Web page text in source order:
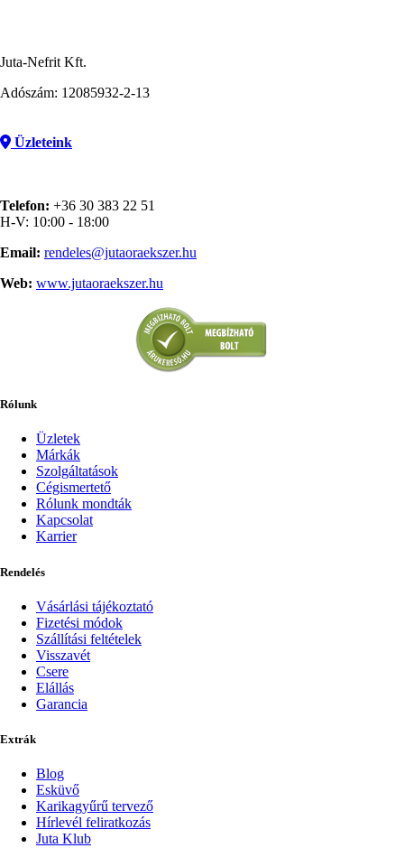
Juta-Nefrit Kft.
Adószám: 12085932-2-13
Üzleteink
Telefon: +36 30 383 22 51
H-V: 10:00 - 18:00
Email: rendeles@jutaoraekszer.hu
Web: www.jutaoraekszer.hu
Rólunk
Üzletek
Márkák
Szolgáltatások
Cégismertető
Rólunk mondták
Kapcsolat
Karrier
Rendelés
Vásárlási tájékoztató
Fizetési módok
Szállítási feltételek
Visszavét
Csere
Elállás
Garancia
Extrák
Blog
Esküvő
Karikagyűrű tervező
Hírlevél feliratkozás
Juta Klub